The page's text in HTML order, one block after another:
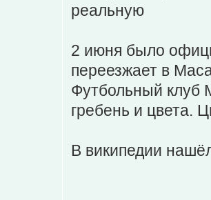
реальную
2 июня было
переезжает в
Футбольный клуб
гребень и цвета.
В википедии